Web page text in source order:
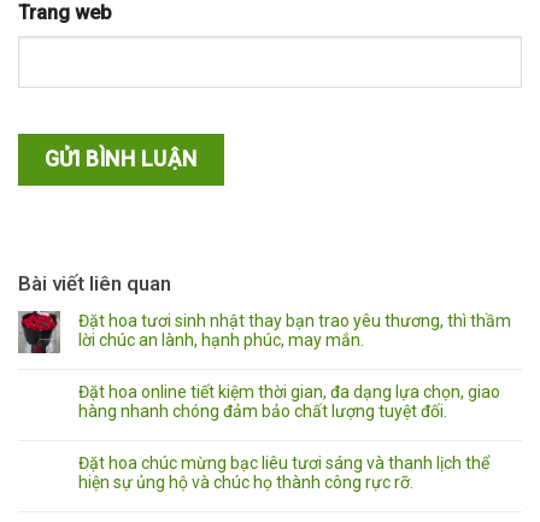
Trang web
Bài viết liên quan
Đặt hoa tươi sinh nhật thay bạn trao yêu thương, thì thầm
lời chúc an lành, hạnh phúc, may mắn.
Đặt hoa online tiết kiệm thời gian, đa dạng lựa chọn, giao
hàng nhanh chóng đảm bảo chất lượng tuyệt đối.
Đặt hoa chúc mừng bạc liêu tươi sáng và thanh lịch thể
hiện sự ủng hộ và chúc họ thành công rực rỡ.